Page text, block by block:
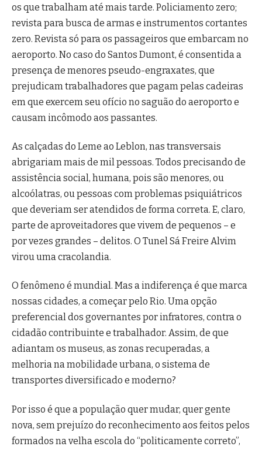
os que trabalham até mais tarde. Policiamento zero;
revista para busca de armas e instrumentos cortantes
zero. Revista só para os passageiros que embarcam no
aeroporto. No caso do Santos Dumont, é consentida a
presença de menores pseudo-engraxates, que
prejudicam trabalhadores que pagam pelas cadeiras
em que exercem seu ofício no saguão do aeroporto e
causam incômodo aos passantes.
As calçadas do Leme ao Leblon, nas transversais
abrigariam mais de mil pessoas. Todos precisando de
assistência social, humana, pois são menores, ou
alcoólatras, ou pessoas com problemas psiquiátricos
que deveriam ser atendidos de forma correta. E, claro,
parte de aproveitadores que vivem de pequenos – e
por vezes grandes – delitos. O Tunel Sá Freire Alvim
virou uma cracolandia.
O fenômeno é mundial. Mas a indiferença é que marca
nossas cidades, a começar pelo Rio. Uma opção
preferencial dos governantes por infratores, contra o
cidadão contribuinte e trabalhador. Assim, de que
adiantam os museus, as zonas recuperadas, a
melhoria na mobilidade urbana, o sistema de
transportes diversificado e moderno?
Por isso é que a população quer mudar, quer gente
nova, sem prejuízo do reconhecimento aos feitos pelos
formados na velha escola do “politicamente correto”,